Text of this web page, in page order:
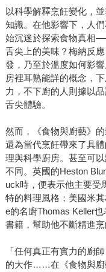
以科學解釋烹飪變化，
知識。在他影響下，人
始沉迷於探索食物真相
舌尖上的美味？梅納反
發，乃至於溫度如何影
房裡耳熟能詳的概念，
力，不下廚的人則據以
舌尖體驗。
然而，《食物與廚藝》
還為當代烹飪帶來了具
理與科學廚房。甚至可
不同。英國的Heston
uck時，便表示他主要受
特的料理風格；美國米
e的名廚Thomas Keller
書籍，幫助他不斷精進烹
「任何真正有實力的廚
的大作……在《食物與廚